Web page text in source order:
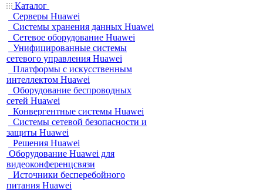
Каталог
Серверы Huawei
Системы хранения данных Huawei
Сетевое оборудование Huawei
Унифицированные системы
сетевого управления Huawei
Платформы с искусственным
интеллектом Huawei
Оборудование беспроводных
сетей Huawei
Конвергентные системы Huawei
Системы сетевой безопасности и
защиты Huawei
Решения Huawei
Оборудование Huawei для
видеоконференцсвязи
Источники бесперебойного
питания Huawei